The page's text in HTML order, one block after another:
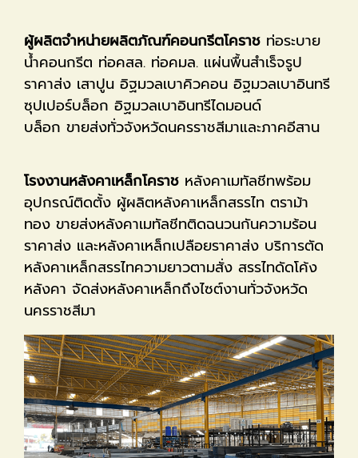
ผู้ผลิตจำหน่ายผลิตภัณฑ์คอนกรีตโคราช ท่อระบาย
น้ำคอนกรีต ท่อคสล. ท่อคมล. แผ่นพื้นสำเร็จรูป
ราคาส่ง เสาปูน อิฐมวลเบาคิวคอน อิฐมวลเบาอินทรี
ซุปเปอร์บล็อก อิฐมวลเบาอินทรีไดมอนด์
บล็อก ขายส่งทั่วจังหวัดนครราชสีมาและภาคอีสาน
โรงงานหลังคาเหล็กโคราช หลังคาเมทัลชีทพร้อม
อุปกรณ์ติดตั้ง ผู้ผลิตหลังคาเหล็กสรรไท ตราม้า
ทอง ขายส่งหลังคาเมทัลชีทติดฉนวนกันความร้อน
ราคาส่ง และหลังคาเหล็กเปลือยราคาส่ง บริการตัด
หลังคาเหล็กสรรไทความยาวตามสั่ง สรรไทดัดโค้ง
หลังคา จัดส่งหลังคาเหล็กถึงไซต์งานทั่วจังหวัด
นครราชสีมา